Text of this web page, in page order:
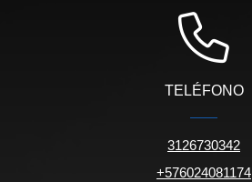
TELÉFONO
3126730342
+576024081174